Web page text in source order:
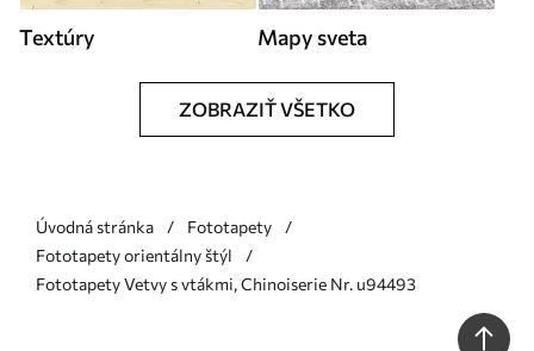
Textúry Mapy sveta
ZOBRAZIŤ VŠETKO
Úvodná stránka
Fototapety
Fototapety orientálny štýl
Fototapety Vetvy s vtákmi, Chinoiserie Nr. u94493